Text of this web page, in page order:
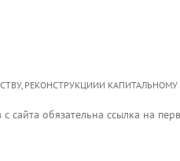
РЕКОНСТРУКЦИИИ
сайта обязательна ссылка на